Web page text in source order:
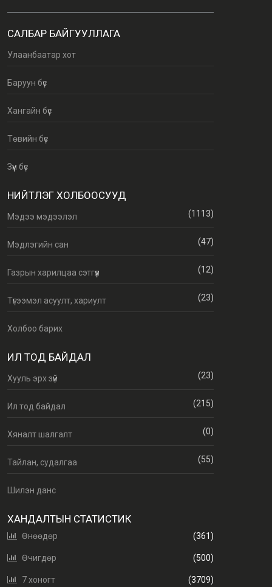
САЛБАР БАЙГУУЛЛАГА
Улаанбаатар хот
Баруун бүс
Хангайн бүс
Төвийн бүс
Зүүн бүс
НИЙТЛЭГ ХОЛБООСУУД
Мэдээ мэдээлэл (1113)
Мэдлэгийн сан (47)
Газрын харилцаа сэтгүүл (12)
Түгээмэл асуулт, хариулт (23)
Холбоо барих
ИЛ ТОД БАЙДАЛ
Хууль эрх зүй (23)
Ил тод байдал (215)
Хяналт шалгалт (0)
Тайлан, судалгаа (55)
Шилэн данс
ХАНДАЛТЫН СТАТИСТИК
Өнөөдөр (361)
Өчигдөр (500)
7 хоногт (3709)